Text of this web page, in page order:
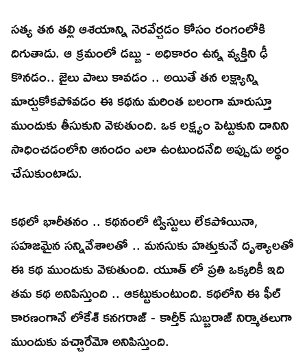
సత్య తన తల్లి ఆశయాన్ని నెరవేర్చడం కోసం రంగంలోకి
దిగుతాడు. ఆ క్రమంలో డబ్బు - అధికారం ఉన్న వ్యక్తిని ఢీ
కొనడం.. జైలు పాలు కావడం .. అయితే తన లక్ష్యాన్ని
మార్చుకోకపోవడం ఈ కథను మరింత బలంగా మారుస్తూ
ముందుకు తీసుకుని వెళుతుంది. ఒక లక్ష్యం పెట్టుకుని దానిని
సాధించడంలోని ఆనందం ఎలా ఉంటుందనేది అప్పుడు అర్థం
చేసుకుంటాడు.
కథలో భారీతనం .. కథనంలో ట్విస్టులు లేకపోయినా,
సహజమైన సన్నివేశాలతో .. మనసుకు హత్తుకునే దృశ్యాలతో
ఈ కథ ముందుకు వెళుతుంది. యూత్ లో ప్రతి ఒక్కరికీ ఇది
తమ కథ అనిపిస్తుంది .. ఆకట్టుకుంటుంది. కథలోని ఈ ఫీల్
కారణంగానే లోకేశ్ కనగరాజ్ - కార్తీక్ సుబ్బరాజ్ నిర్మాతలుగా
ముందుకు వచ్చారేమో అనిపిస్తుంది.